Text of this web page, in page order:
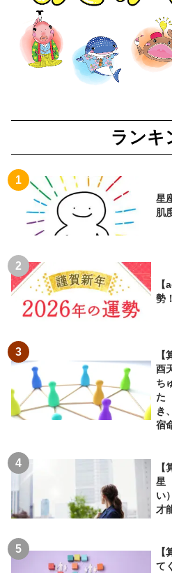
ランキ
星
肌
勢
酉
ち
た
き
宿
星
い
才
て